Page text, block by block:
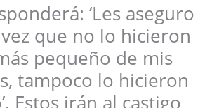
‘Les aseguro
que no lo hicieron
pequeño de mis
tampoco lo hicieron
Estos irán al castigo